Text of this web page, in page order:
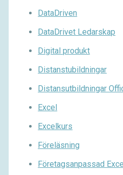
DataDriven
DataDrivet Ledarskap
Digital produkt
Distanstubildningar
Distansutbildningar
Excel
Excelkurs
Föreläsning
Företagsanpassad